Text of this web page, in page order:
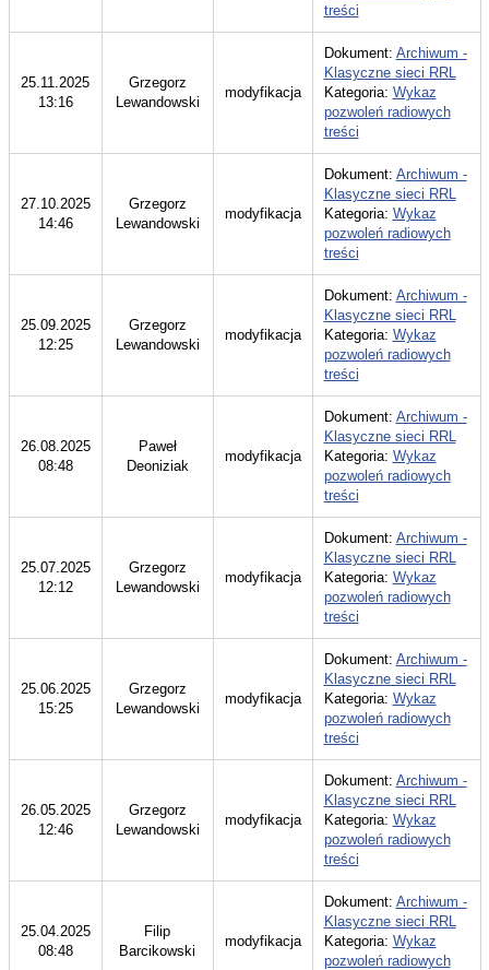
treści
25.11.2025
13:16
Grzegorz
Lewandowski
modyfikacja
Dokument: Archiwum -
Klasyczne sieci RRL
Kategoria: Wykaz
pozwoleń radiowych
treści
27.10.2025
14:46
Grzegorz
Lewandowski
modyfikacja
Dokument: Archiwum -
Klasyczne sieci RRL
Kategoria: Wykaz
pozwoleń radiowych
treści
25.09.2025
12:25
Grzegorz
Lewandowski
modyfikacja
Dokument: Archiwum -
Klasyczne sieci RRL
Kategoria: Wykaz
pozwoleń radiowych
treści
26.08.2025
08:48
Paweł
Deoniziak
modyfikacja
Dokument: Archiwum -
Klasyczne sieci RRL
Kategoria: Wykaz
pozwoleń radiowych
treści
25.07.2025
12:12
Grzegorz
Lewandowski
modyfikacja
Dokument: Archiwum -
Klasyczne sieci RRL
Kategoria: Wykaz
pozwoleń radiowych
treści
25.06.2025
15:25
Grzegorz
Lewandowski
modyfikacja
Dokument: Archiwum -
Klasyczne sieci RRL
Kategoria: Wykaz
pozwoleń radiowych
treści
26.05.2025
12:46
Grzegorz
Lewandowski
modyfikacja
Dokument: Archiwum -
Klasyczne sieci RRL
Kategoria: Wykaz
pozwoleń radiowych
treści
25.04.2025
08:48
Filip
Barcikowski
modyfikacja
Dokument: Archiwum -
Klasyczne sieci RRL
Kategoria: Wykaz
pozwoleń radiowych